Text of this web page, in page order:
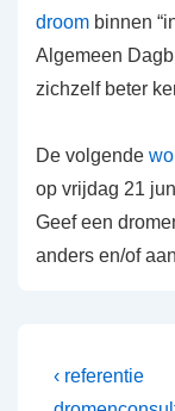
droom binnen
Algemeen
zichzelf beter
De volgende
op vrijdag 21
Geef een
anders en/of
Bericht
Vorig
‹ referentie